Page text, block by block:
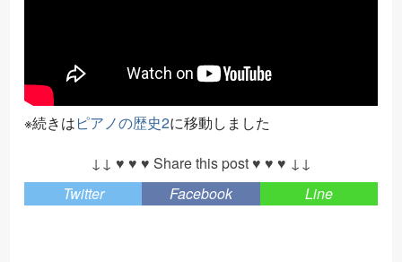
※続きはピアノの歴史2に移動しました
↓↓ ♥ ♥ ♥ Share this post ♥ ♥ ♥ ↓↓
Twitter
Facebook Line